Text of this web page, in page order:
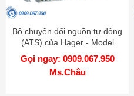
Bộ chuyển đổi nguồn tự động
(ATS) của Hager - Model
HZI204
Gọi ngay: 0909.067.950
Ms.Châu